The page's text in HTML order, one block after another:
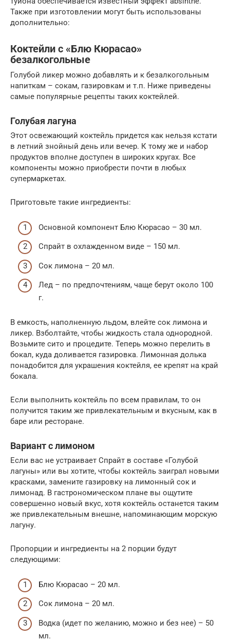
Также при изготовлении могут быть использованы
дополнительно:
Коктейли с «Блю Кюрасао»
безалкогольные
Голубой ликер можно добавлять и к безалкогольным
напиткам – сокам, газировкам и т.п. Ниже приведены
самые популярные рецепты таких коктейлей.
Голубая лагуна
Этот освежающий коктейль придется как нельзя кстати
в летний знойный день или вечер. К тому же и набор
продуктов вполне доступен в широких кругах. Все
компоненты можно приобрести почти в любых
супермаркетах.
Приготовьте такие ингредиенты:
Основной компонент Блю Кюрасао – 30 мл.
Спрайт в охлажденном виде – 150 мл.
Сок лимона – 20 мл.
Лед – по предпочтениям, чаще берут около 100
г.
В емкость, наполненную льдом, влейте сок лимона и
ликер. Взболтайте, чтобы жидкость стала однородной.
Возьмите сито и процедите. Теперь можно перелить в
бокал, куда доливается газировка. Лимонная долька
понадобится для украшения коктейля, ее крепят на край
бокала.
Если выполнить коктейль по всем правилам, то он
получится таким же привлекательным и вкусным, как в
баре или ресторане.
Вариант с лимоном
Если вас не устраивает Спрайт в составе «Голубой
лагуны» или вы хотите, чтобы коктейль заиграл новыми
красками, замените газировку на лимонный сок и
лимонад. В гастрономическом плане вы ощутите
совершенно новый вкус, хотя коктейль останется таким
же привлекательным внешне, напоминающим морскую
лагуну.
Пропорции и ингредиенты на 2 порции будут
следующими:
Блю Кюрасао – 20 мл.
Сок лимона – 20 мл.
Водка (идет по желанию, можно и без нее) – 50
мл.